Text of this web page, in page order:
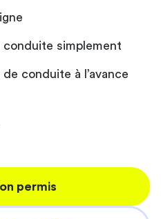
simplement
conduite à l’avance
permis